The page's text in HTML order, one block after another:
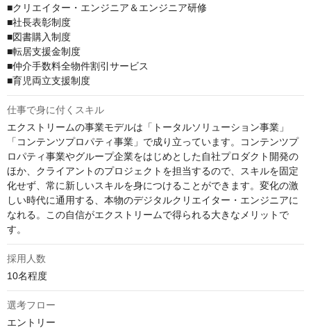
■クリエイター・エンジニア＆エンジニア研修
■社長表彰制度
■図書購入制度
■転居支援金制度
■仲介手数料全物件割引サービス
■育児両立支援制度
仕事で身に付くスキル
エクストリームの事業モデルは「トータルソリューション事業」
「コンテンツプロパティ事業」で成り立っています。コンテンツプ
ロパティ事業やグループ企業をはじめとした自社プロダクト開発の
ほか、クライアントのプロジェクトを担当するので、スキルを固定
化せず、常に新しいスキルを身につけることができます。変化の激
しい時代に通用する、本物のデジタルクリエイター・エンジニアに
なれる。この自信がエクストリームで得られる大きなメリットで
す。
採用人数
10名程度
選考フロー
エントリー